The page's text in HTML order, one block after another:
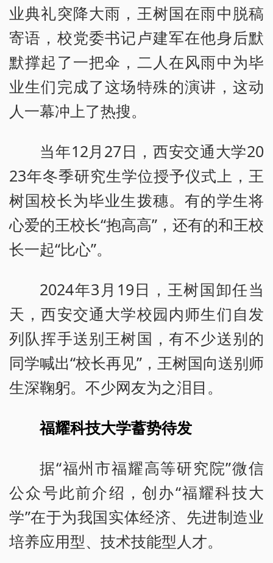
业典礼突降大雨，王树国在雨中脱稿
寄语，校党委书记卢建军在他身后默
默撑起了一把伞，二人在风雨中为毕
业生们完成了这场特殊的演讲，这动
人一幕冲上了热搜。
当年12月27日，西安交通大学20
23年冬季研究生学位授予仪式上，王
树国校长为毕业生拨穗。有的学生将
心爱的王校长“抱高高”，还有的和王校
长一起“比心”。
2024年3月19日，王树国卸任当
天，西安交通大学校园内师生们自发
列队挥手送别王树国，有不少送别的
同学喊出“校长再见”，王树国向送别师
生深鞠躬。不少网友为之泪目。
福耀科技大学蓄势待发
据“福州市福耀高等研究院”微信
公众号此前介绍，创办“福耀科技大
学”在于为我国实体经济、先进制造业
培养应用型、技术技能型人才。